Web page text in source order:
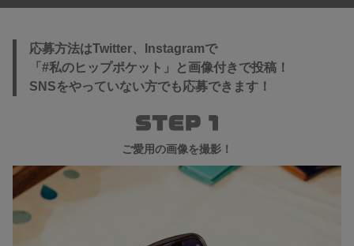
応募方法はTwitter、Instagramで
「#私のヒップポケット」と画像付きで投稿！
SNSをやっていない方でも応募できます！
ご愛用の画像を撮影！